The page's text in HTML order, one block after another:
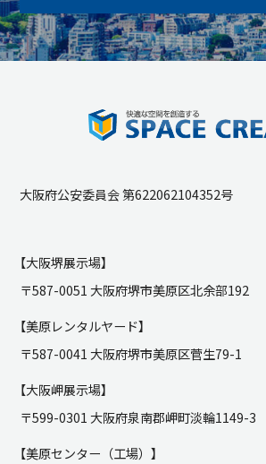
大阪府公安委員会 第622062104352号
【大阪堺展示場】
〒587-0051 大阪府堺市美原区北余部192
【美原レンタルヤード】
〒587-0041 大阪府堺市美原区菅生79-1
【大阪岬展示場】
〒599-0301 大阪府泉南郡岬町淡輪1149-3
【美原センター（工場）】